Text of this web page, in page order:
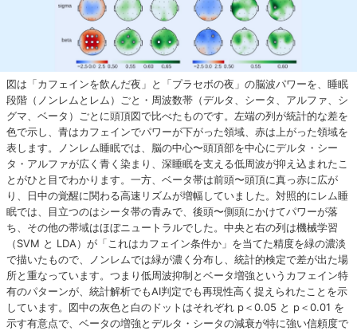
図は「カフェインを飲んだ夜」と「プラセボの夜」の脳波パワーを、睡眠
段階（ノンレムとレム）ごと・周波数帯（デルタ、シータ、アルファ、シ
グマ、ベータ）ごとに頭頂図で比べたものです。左端の列が統計的な差を
色で示し、青はカフェインでパワーが下がった領域、赤は上がった領域を
表します。ノンレム睡眠では、脳の中心〜頭頂部を中心にデルタ・シー
タ・アルファが広く青く染まり、深睡眠を支える低周波が抑え込まれたこ
とがひと目でわかります。一方、ベータ帯は前頭〜頭頂に真っ赤に広が
り、日中の覚醒に関わる高速リズムが増幅していました。対照的にレム睡
眠では、目立つのはシータ帯の青みで、後頭〜側頭にかけてパワーが落
ち、その他の帯域はほぼニュートラルでした。中央と右の列は機械学習
（SVM と LDA）が「これはカフェイン条件か」を当てた精度を緑の濃淡
で描いたもので、ノンレムでは緑が濃く分布し、統計的検定で差が出た場
所と重なっています。つまり低周波抑制とベータ増強というカフェイン特
有のパターンが、統計解析でもAI判定でも再現性高く捉えられたことを示
しています。図中の灰色と白のドットはそれぞれ p＜0.05 と p＜0.01 を
示す有意点で、ベータの増強とデルタ・シータの減衰が特に強い信頼度で